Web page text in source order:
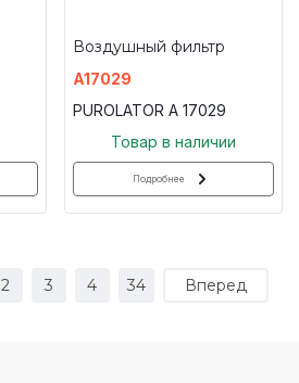
Воздушный фильтр
A17029
PUROLATOR A 17029
Товар в наличии
Подробнее
2 3 4 34 Вперед